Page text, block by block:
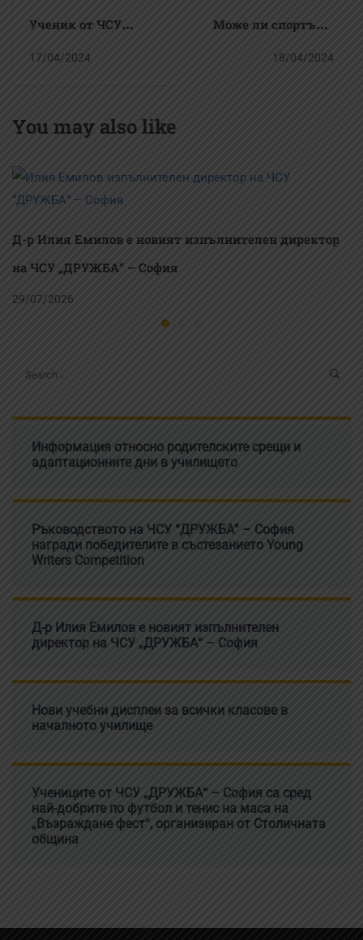
Ученик от ЧСУ
„ДРУЖБА“ – София
Международната
Сърбия
17/04/2024
Може ли спортът и
бизнесът да вървят
Ангушев разговаряха
18/04/2024
You may also like
Д-р Илия Емилов е новият изпълнителен директор
на ЧСУ „ДРУЖБА“ – София
29/07/2026
Информация относно родителските срещи и
адаптационните дни в училището
Ръководството на ЧСУ “ДРУЖБА” – София
награди победителите в състезанието Young
Writers Competition
Д-р Илия Емилов е новият изпълнителен
директор на ЧСУ „ДРУЖБА“ – София
Нови учебни дисплеи за всички класове в
началното училище
Учениците от ЧСУ „ДРУЖБА“ – София са сред
най-добрите по футбол и тенис на маса на
„Възраждане фест“, организиран от Столичната
община